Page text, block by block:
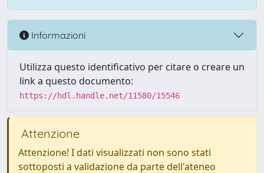
Informazioni
Utilizza questo identificativo per citare o creare un
link a questo documento:
https://hdl.handle.net/11580/15546
Attenzione
Attenzione! I dati visualizzati non sono stati
sottoposti a validazione da parte dell'ateneo